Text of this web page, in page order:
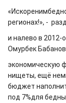
регионах!», -
и налево в 2012-
Омурбек
экономическую
нищеты, ещё
бюджет
под 7%для